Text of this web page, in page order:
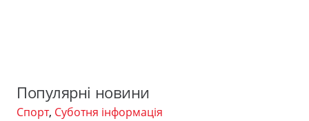
Популярні новини
Спорт, Суботня інформація